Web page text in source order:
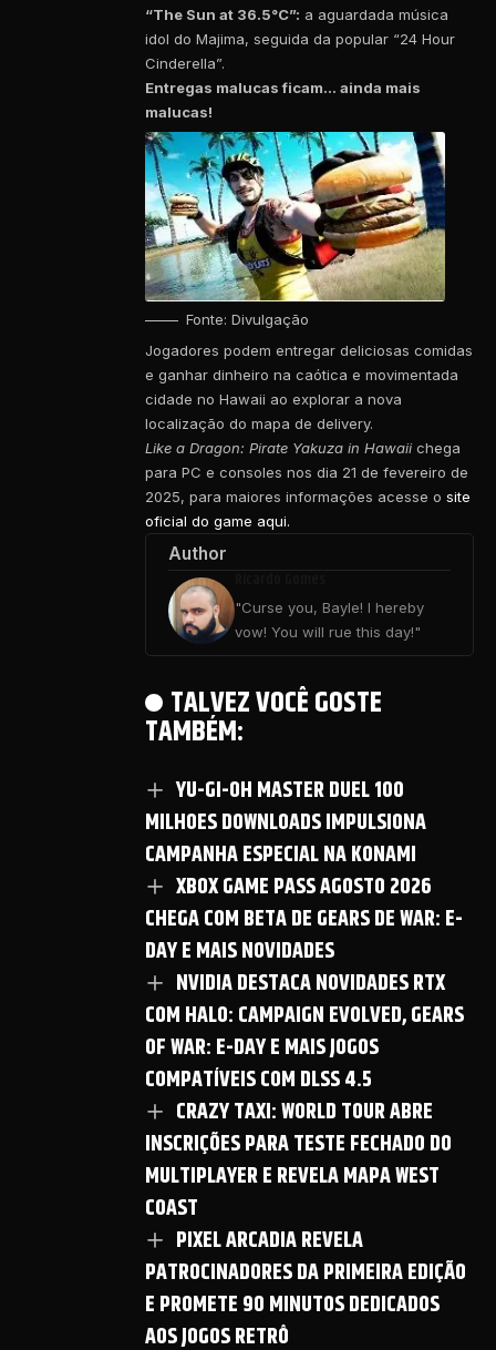
“The Sun at 36.5°C”: a aguardada música
idol do Majima, seguida da popular “24 Hour
Cinderella”.
Entregas malucas ficam… ainda mais
malucas!
Fonte: Divulgação
Jogadores podem entregar deliciosas comidas
e ganhar dinheiro na caótica e movimentada
cidade no Hawaii ao explorar a nova
localização do mapa de delivery.
Like a Dragon: Pirate Yakuza in Hawaii chega
para PC e consoles nos dia 21 de fevereiro de
2025, para maiores informações acesse o site
oficial do game aqui.
Author
"Curse you, Bayle! I hereby
vow! You will rue this day!"
TALVEZ VOCÊ GOSTE
TAMBÉM:
YU-GI-OH MASTER DUEL 100
MILHOES DOWNLOADS IMPULSIONA
CAMPANHA ESPECIAL NA KONAMI
XBOX GAME PASS AGOSTO 2026
CHEGA COM BETA DE GEARS DE WAR: E-
DAY E MAIS NOVIDADES
NVIDIA DESTACA NOVIDADES RTX
COM HALO: CAMPAIGN EVOLVED, GEARS
OF WAR: E-DAY E MAIS JOGOS
COMPATÍVEIS COM DLSS 4.5
CRAZY TAXI: WORLD TOUR ABRE
INSCRIÇÕES PARA TESTE FECHADO DO
MULTIPLAYER E REVELA MAPA WEST
COAST
PIXEL ARCADIA REVELA
PATROCINADORES DA PRIMEIRA EDIÇÃO
E PROMETE 90 MINUTOS DEDICADOS
AOS JOGOS RETRÔ